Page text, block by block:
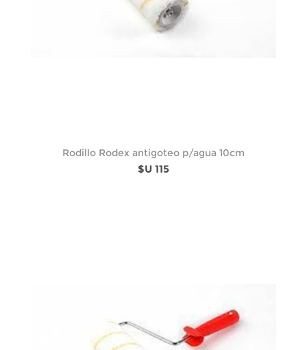
Rodillo Rodex antigoteo p/agua 10cm
$U 115